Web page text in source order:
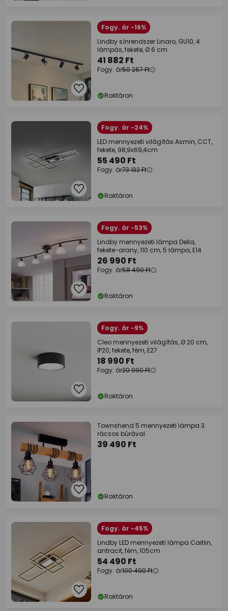
Fogy. ár -16%
Lindby sínrendszer Linaro, GU10, 4
lámpás, fekete, Ø 6 cm
41 882 Ft
Fogy. ár50 267 Ft
Raktáron
Fogy. ár -24%
LED mennyezeti világítás Asmin, CCT,
fekete, 98,9x69,4cm
55 490 Ft
Fogy. ár73 132 Ft
Raktáron
Fogy. ár -53%
Lindby mennyezeti lámpa Della,
fekete-arany, 110 cm, 5 lámpa, E14
26 990 Ft
Fogy. ár58 490 Ft
Raktáron
Fogy. ár -9%
Cleo mennyezeti világítás, Ø 20 cm,
IP20, fekete, fém, E27
18 990 Ft
Fogy. ár20 990 Ft
Raktáron
Townshend 5 mennyezeti lámpa 3
rácsos búrával
39 490 Ft
Raktáron
Fogy. ár -45%
Lindby LED mennyezeti lámpa Caitlin,
antracit, fém, 105cm
54 490 Ft
Fogy. ár100 490 Ft
Raktáron